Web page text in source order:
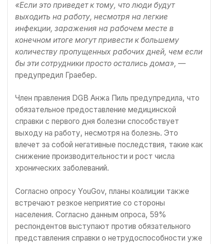
«Если это приведет к тому, что люди будут
выходить на работу, несмотря на легкие
инфекции, заражения на рабочем месте в
конечном итоге могут привести к большему
количеству пропущенных рабочих дней, чем если
бы эти сотрудники просто остались дома», —
предупредил Граебер.
Член правления DGB Анжа Пиль предупредила, что
обязательное предоставление медицинской
справки с первого дня болезни способствует
выходу на работу, несмотря на болезнь. Это
влечет за собой негативные последствия, такие как
снижение производительности и рост числа
хронических заболеваний.
Согласно опросу YouGov, планы коалиции также
встречают резкое неприятие со стороны
населения. Согласно данным опроса, 59%
респондентов выступают против обязательного
представления справки о нетрудоспособности уже